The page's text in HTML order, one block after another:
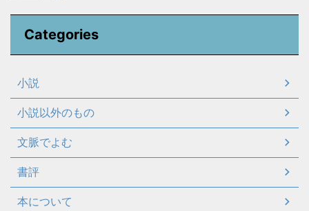
Categories
小説
小説以外のもの
文脈でよむ
書評
本について